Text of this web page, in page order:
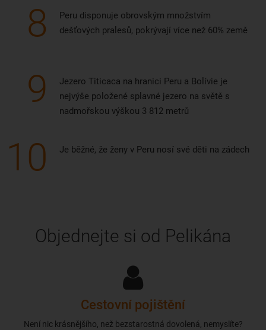
8
Peru disponuje obrovským množstvím
dešťových pralesů, pokrývají více než 60% země
9
Jezero Titicaca na hranici Peru a Bolívie je
nejvýše položené splavné jezero na světě s
nadmořskou výškou 3 812 metrů
10 Je běžné, že ženy v Peru nosí své děti na zádech
Objednejte si od Pelikána
Cestovní pojištění
Není nic krásnějšího, než bezstarostná dovolená, nemyslíte?